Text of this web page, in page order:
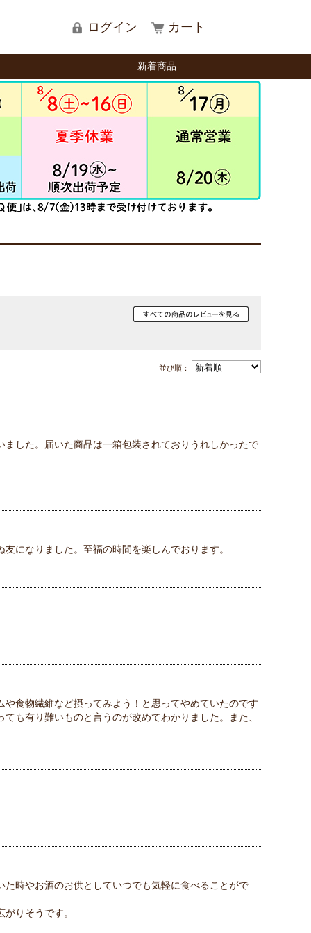
ログイン カート
新着商品
並び順：
した。届いた商品は一箱包装されておりうれしかったで
になりました。至福の時間を楽しんでおります。
食物繊維など摂ってみよう！と思ってやめていたのです
も有り難いものと言うのが改めてわかりました。また、
時やお酒のお供としていつでも気軽に食べることがで
りそうです。